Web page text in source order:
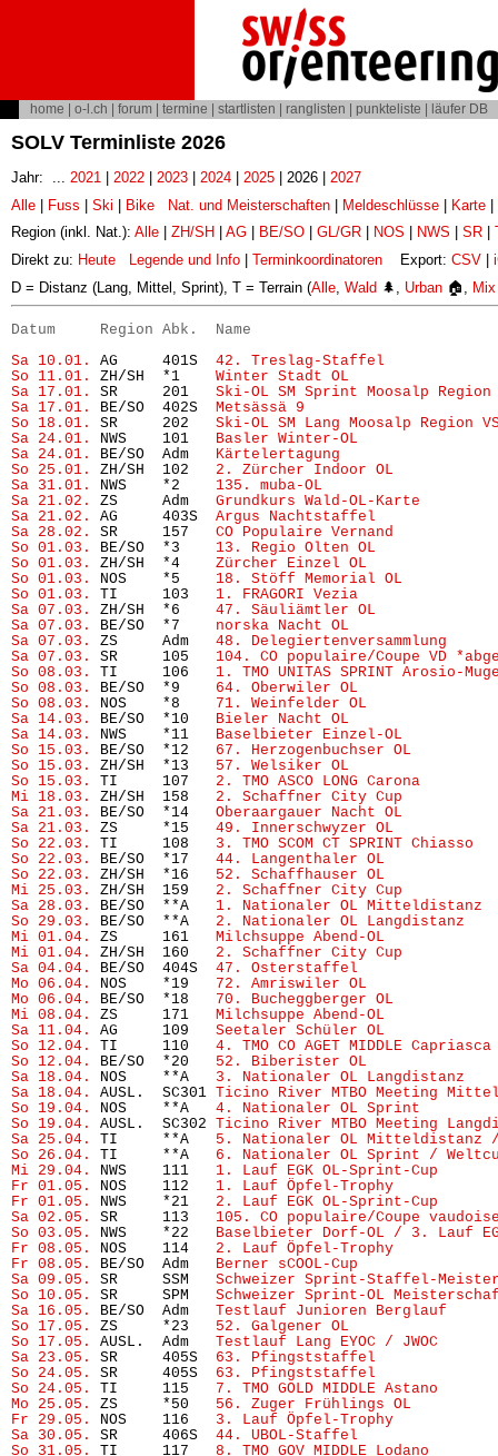
home o-l.ch forum termine startlisten ranglisten punkteliste läufer DB
SOLV Terminliste 2026
Jahr: ... 2021 2022 2023 2024 2025 | 2026 | 2027
Alle
Fuss Ski Bike Nat. und Meisterschaften Meldeschlüsse Karte
Region (inkl. Nat.): Alle ZH/SH AG BE/SO GL/GR NOS NWS SR
Direkt zu: Heute Legende und Info Terminkoordinatoren Export: CSV
D = Distanz (Lang, Mittel, Sprint), T = Terrain (Alle Wald 🌲, Urban 🏠, Mix
Datum     Region Abk.  Name
Sa 10.01.
AG     401S 42. Treslag-Staffel
So 11.01.
ZH/SH  *1 Winter Stadt OL
Sa 17.01.
SR     201 Ski-OL SM Sprint Moosalp Region
Sa 17.01.
BE/SO  402S Metsässä 9
So 18.01.
SR     202 Ski-OL SM Lang Moosalp Region
Sa 24.01.
NWS    101 Basler Winter-OL
Sa 24.01.
BE/SO  Adm Kärtelertagung
So 25.01.
ZH/SH  102 2. Zürcher Indoor OL
Sa 31.01.
NWS    *2 135. muba-OL
Sa 21.02.
ZS     Adm Grundkurs Wald-OL-Karte
Sa 21.02.
AG     403S Argus Nachtstaffel
Sa 28.02.
SR     157 CO Populaire Vernand
So 01.03.
BE/SO  *3 13. Regio Olten OL
So 01.03.
ZH/SH  *4 Zürcher Einzel OL
So 01.03.
NOS    *5 18. Stöff Memorial OL
So 01.03.
TI     103 1. FRAGORI Vezia
Sa 07.03.
ZH/SH  *6 47. Säuliämtler OL
Sa 07.03.
BE/SO  *7 norska Nacht OL
Sa 07.03.
ZS     Adm 48. Delegiertenversammlung
Sa 07.03.
SR     105 104. CO populaire/Coupe VD
So 08.03.
TI     106 1. TMO UNITAS SPRINT Arosio-
So 08.03.
BE/SO  *9 64. Oberwiler OL
So 08.03.
NOS    *8 71. Weinfelder OL
Sa 14.03.
BE/SO  *10 Bieler Nacht OL
Sa 14.03.
NWS    *11 Baselbieter Einzel-OL
So 15.03.
BE/SO  *12 67. Herzogenbuchser OL
So 15.03.
ZH/SH  *13 57. Welsiker OL
So 15.03.
TI     107 2. TMO ASCO LONG Carona
Mi 18.03.
ZH/SH  158 2. Schaffner City Cup
Sa 21.03.
BE/SO  *14 Oberaargauer Nacht OL
Sa 21.03.
ZS     *15 49. Innerschwyzer OL
So 22.03.
TI     108 3. TMO SCOM CT SPRINT Chiasso
So 22.03.
BE/SO  *17 44. Langenthaler OL
So 22.03.
ZH/SH  *16 52. Schaffhauser OL
Mi 25.03.
ZH/SH  159 2. Schaffner City Cup
Sa 28.03.
BE/SO  **A 1. Nationaler OL Mitteldistanz
So 29.03.
BE/SO  **A 2. Nationaler OL Langdistanz
Mi 01.04.
ZS     161 Milchsuppe Abend-OL
Mi 01.04.
ZH/SH  160 2. Schaffner City Cup
Sa 04.04.
BE/SO  404S 47. Osterstaffel
Mo 06.04.
NOS    *19 72. Amriswiler OL
Mo 06.04.
BE/SO  *18 70. Bucheggberger OL
Mi 08.04.
ZS     171 Milchsuppe Abend-OL
Sa 11.04.
AG     109 Seetaler Schüler OL
So 12.04.
TI     110 4. TMO CO AGET MIDDLE
So 12.04.
BE/SO  *20 52. Biberister OL
Sa 18.04.
NOS    **A 3. Nationaler OL Langdistanz
Sa 18.04.
AUSL.  SC301 Ticino River MTBO Meeting
So 19.04.
NOS    **A 4. Nationaler OL Sprint
So 19.04.
AUSL.  SC302 Ticino River MTBO Meeting
Sa 25.04.
TI     **A 5. Nationaler OL Mitteldistanz /
So 26.04.
TI     **A 6. Nationaler OL Sprint /
Mi 29.04.
NWS    111 1. Lauf EGK OL-Sprint-Cup
Fr 01.05.
NOS    112 1. Lauf Öpfel-Trophy
Fr 01.05.
NWS    *21 2. Lauf EGK OL-Sprint-Cup
Sa 02.05.
SR     113 105. CO populaire/Coupe
So 03.05.
NWS    *22
Baselbieter Dorf-OL / 3. Lauf
Fr 08.05.
NOS    114 2. Lauf Öpfel-Trophy
Fr 08.05.
BE/SO  Adm Berner sCOOL-Cup
Sa 09.05.
SR     SSM Schweizer Sprint-Staffel-
So 10.05.
SR     SPM Schweizer Sprint-OL
Sa 16.05.
BE/SO  Adm Testlauf Junioren Berglauf
So 17.05.
ZS     *23 52. Galgener OL
So 17.05.
AUSL.  Adm Testlauf Lang EYOC / JWOC
Sa 23.05.
SR     405S 63. Pfingststaffel
So 24.05.
SR     405S 63. Pfingststaffel
So 24.05.
TI     115 7. TMO GOLD MIDDLE Astano
Mo 25.05.
ZS     *50 56. Zuger Frühlings OL
Fr 29.05.
NOS    116 3. Lauf Öpfel-Trophy
Sa 30.05.
SR     406S 44. UBOL-Staffel
So 31.05.
TI     117 8. TMO GOV MIDDLE Lodano